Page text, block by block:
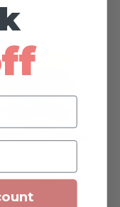
vanaf $203
van organisch
op maat
vanaf $114